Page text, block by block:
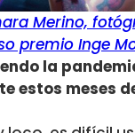
Merino,
premio Inge
la
estos meses